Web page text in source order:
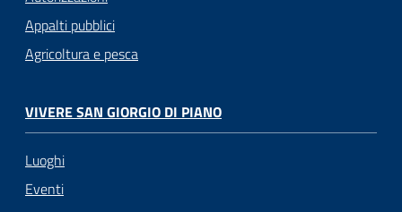
Appalti pubblici
Agricoltura e pesca
VIVERE SAN GIORGIO DI PIANO
Luoghi
Eventi